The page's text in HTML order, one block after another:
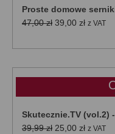
Proste domowe
47,00zł Pierwotna
wynosiła:
39,00 złAktualna
wynosi:
z VAT
Skutecznie.TV (vol.2)
39,99zł Pierwotna
25,00 złAktualna
z VAT